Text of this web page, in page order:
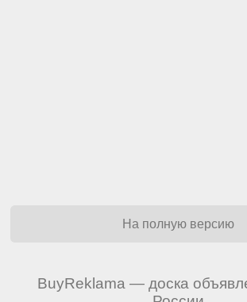
На полную версию
BuyReklama — доска